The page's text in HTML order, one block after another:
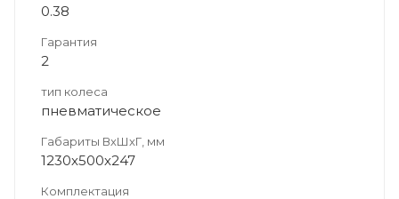
0.38
Гарантия
2
тип колеса
пневматическое
Габариты ВхШхГ, мм
1230х500х247
Комплектация